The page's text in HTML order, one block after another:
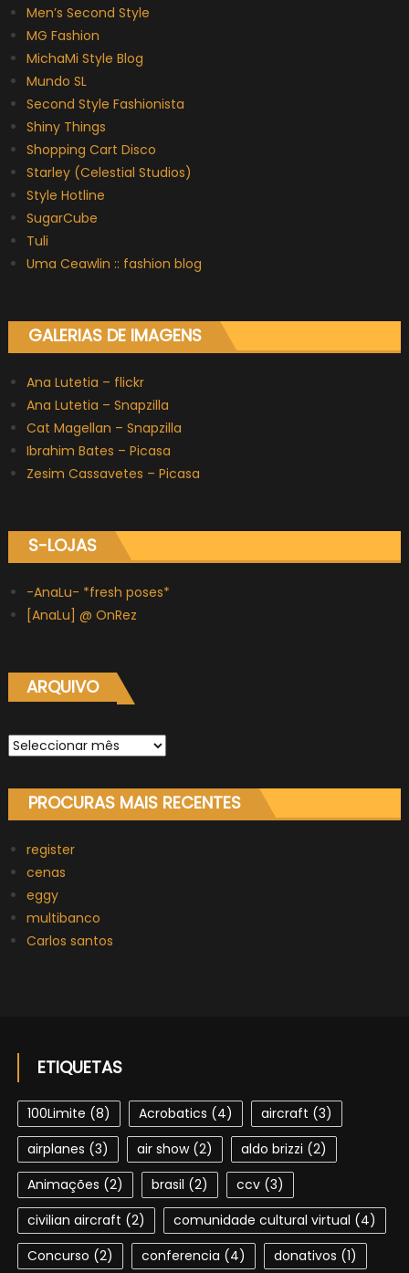
Men’s Second Style
MG Fashion
MichaMi Style Blog
Mundo SL
Second Style Fashionista
Shiny Things
Shopping Cart Disco
Starley (Celestial Studios)
Style Hotline
SugarCube
Tuli
Uma Ceawlin :: fashion blog
GALERIAS DE IMAGENS
Ana Lutetia – flickr
Ana Lutetia – Snapzilla
Cat Magellan – Snapzilla
Ibrahim Bates – Picasa
Zesim Cassavetes – Picasa
S-LOJAS
-AnaLu- *fresh poses*
[AnaLu] @ OnRez
ARQUIVO
Arquivo
PROCURAS MAIS RECENTES
register
cenas
eggy
multibanco
Carlos santos
ETIQUETAS
100Limite (8) Acrobatics (4) aircraft (3)
airplanes (3) air show(2) aldo brizzi (2)
Animações (2) brasil (2) ccv(3)
civilian aircraft (2) comunidade cultural virtual (4)
Concurso (2) conferencia (4) donativos (1)